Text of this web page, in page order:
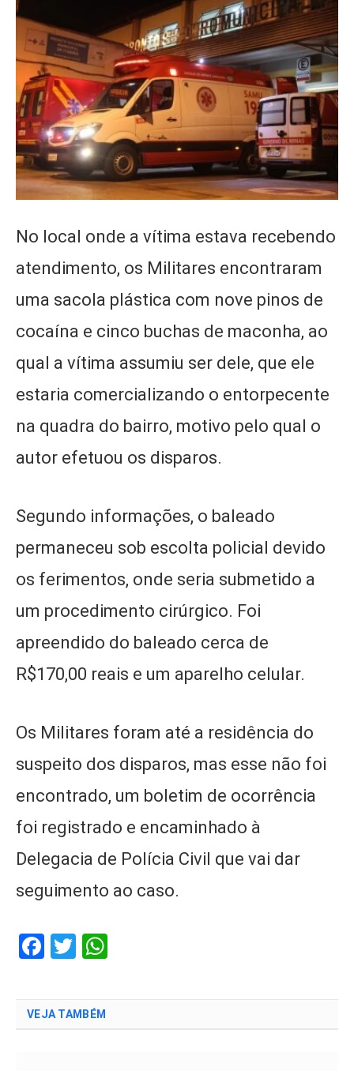
No local onde a vítima estava recebendo
atendimento, os Militares encontraram
uma sacola plástica com nove pinos de
cocaína e cinco buchas de maconha, ao
qual a vítima assumiu ser dele, que ele
estaria comercializando o entorpecente
na quadra do bairro, motivo pelo qual o
autor efetuou os disparos.
Segundo informações, o baleado
permaneceu sob escolta policial devido
os ferimentos, onde seria submetido a
um procedimento cirúrgico. Foi
apreendido do baleado cerca de
R$170,00 reais e um aparelho celular.
Os Militares foram até a residência do
suspeito dos disparos, mas esse não foi
encontrado, um boletim de ocorrência
foi registrado e encaminhado à
Delegacia de Polícia Civil que vai dar
seguimento ao caso.
Facebook
Twitter
VEJA TAMBÉM